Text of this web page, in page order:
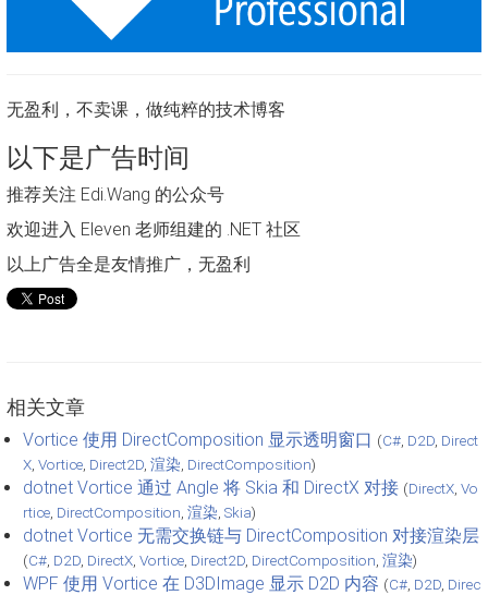
无盈利，不卖课，做纯粹的技术博客
以下是广告时间
推荐关注 Edi.Wang 的公众号
欢迎进入 Eleven 老师组建的 .NET 社区
以上广告全是友情推广，无盈利
相关文章
Vortice 使用 DirectComposition 显示透明窗口 (C# D2D Direct
X Vortice Direct2D 渲染 DirectComposition)
dotnet Vortice 通过 Angle 将 Skia 和 DirectX 对接 (DirectX Vo
rtice DirectComposition 渲染 Skia)
dotnet Vortice 无需交换链与 DirectComposition 对接渲染层
(C# D2D DirectX Vortice Direct2D DirectComposition 渲染)
WPF 使用 Vortice 在 D3DImage 显示 D2D 内容 (C# D2D Direc